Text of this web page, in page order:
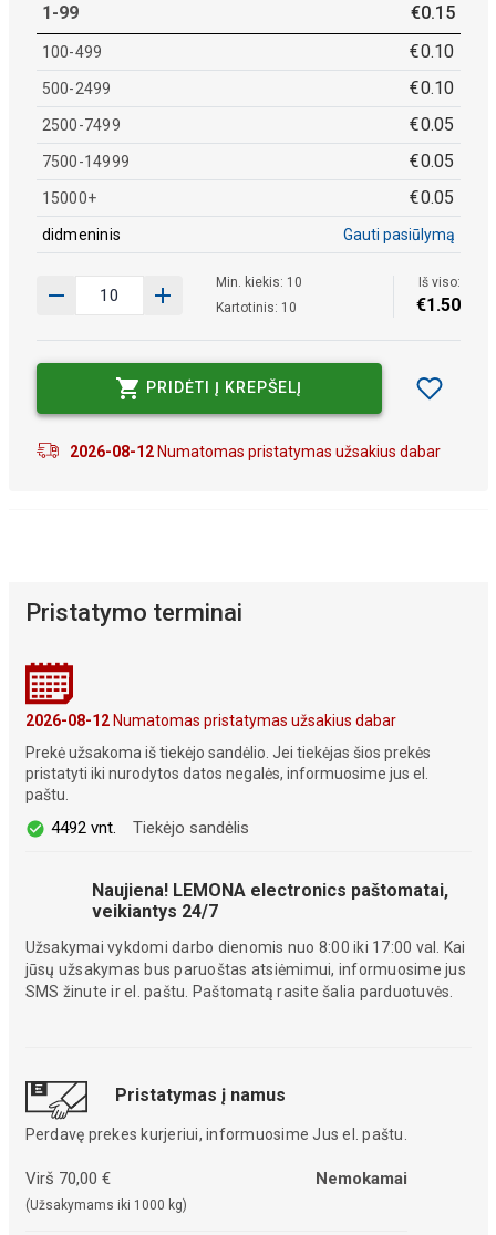
1-99 €0.15
100-499 €0.10
500-2499 €0.10
2500-7499 €0.05
7500-14999 €0.05
15000+ €0.05
didmeninis Gauti pasiūlymą
Min. kiekis: 10
Kartotinis: 10
Iš viso:
€1.50
PRIDĖTI Į KREPŠELĮ
2026-08-12Numatomas pristatymas užsakius dabar
Pristatymo terminai
2026-08-12Numatomas pristatymas užsakius dabar
Prekė užsakoma iš tiekėjo sandėlio. Jei tiekėjas šios prekės
pristatyti iki nurodytos datos negalės, informuosime jus el.
paštu.
4492 vnt. Tiekėjo sandėlis
Naujiena! LEMONA electronics paštomatai,
veikiantys 24/7
Užsakymai vykdomi darbo dienomis nuo 8:00 iki 17:00 val. Kai
jūsų užsakymas bus paruoštas atsiėmimui, informuosime jus
SMS žinute ir el. paštu. Paštomatą rasite šalia parduotuvės.
Pristatymas į namus
Perdavę prekes kurjeriui, informuosime Jus el. paštu.
Virš 70,00 €
(Užsakymams iki 1000 kg)
Nemokamai